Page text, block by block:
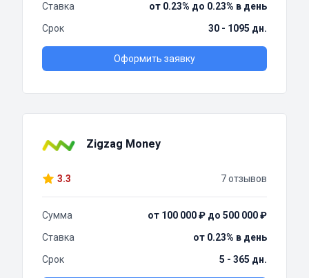
Ставка
от 0.23% до 0.23% в день
Срок
30 - 1095 дн.
Оформить заявку
Zigzag Money
3.3 7 отзывов
Сумма
от 100 000 ₽ до 500 000 ₽
Ставка
от 0.23% в день
Срок
5 - 365 дн.